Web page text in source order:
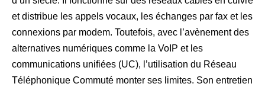
et distribue les appels vocaux, les échanges par fax et les
connexions par modem. Toutefois, avec l’avènement des
alternatives numériques comme la VoIP et les
communications unifiées (UC), l’utilisation du Réseau
Téléphonique Commuté monter ses limites. Son entretien